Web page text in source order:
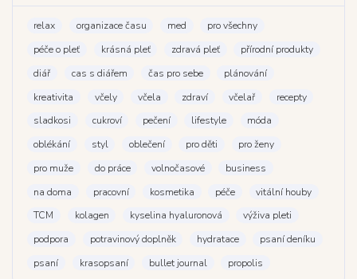
relax organizace času med
pro všechny
péče o pleť
krásná pleť zdravá pleť
přírodní produkty
diář
cas s diářem čas pro sebe
plánování
kreativita
včely včela zdraví včelař
recepty
sladkosi
cukroví pečení lifestyle
móda
oblékání
styl oblečení pro děti
pro ženy
pro muže
do práce volnočasové
business
na doma
pracovní kosmetika péče
vitální houby
TCM
kolagen kyselina hyaluronová
výživa pleti
podpora
potravinový doplněk hydratace
psaní deníku
psaní
krasopsaní bullet journal propolis